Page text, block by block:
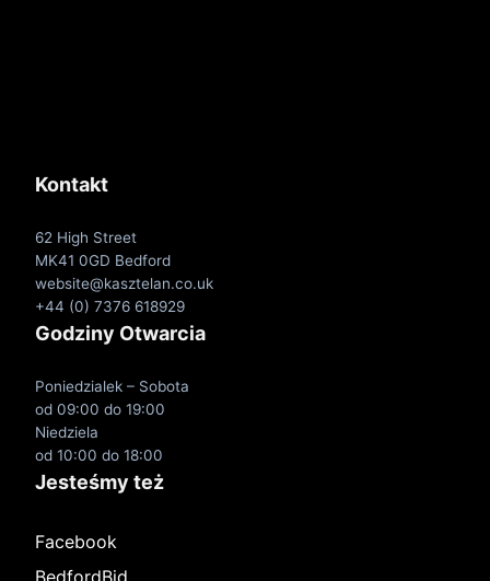
Kontakt
62 High Street
MK41 0GD Bedford
website@kasztelan.co.uk
+44 (0) 7376 618929
Godziny Otwarcia
Poniedzialek – Sobota
od 09:00 do 19:00
Niedziela
od 10:00 do 18:00
Jesteśmy też
Facebook
BedfordBid